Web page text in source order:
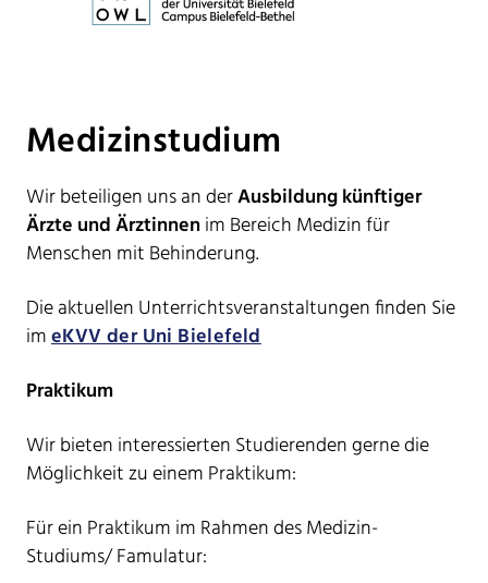
Medizinstudium
Wir beteiligen uns an derAusbildung künftiger
Ärzte und Ärztinnenim Bereich Medizin für
Menschen mit Behinderung.
Die aktuellen Unterrichtsveranstaltungen finden Sie
imeKVV der Uni Bielefeld
Praktikum
Wir bieten interessierten Studierenden gerne die
Möglichkeit zu einem Praktikum:
Für ein Praktikum im Rahmen des Medizin-
Studiums/ Famulatur: